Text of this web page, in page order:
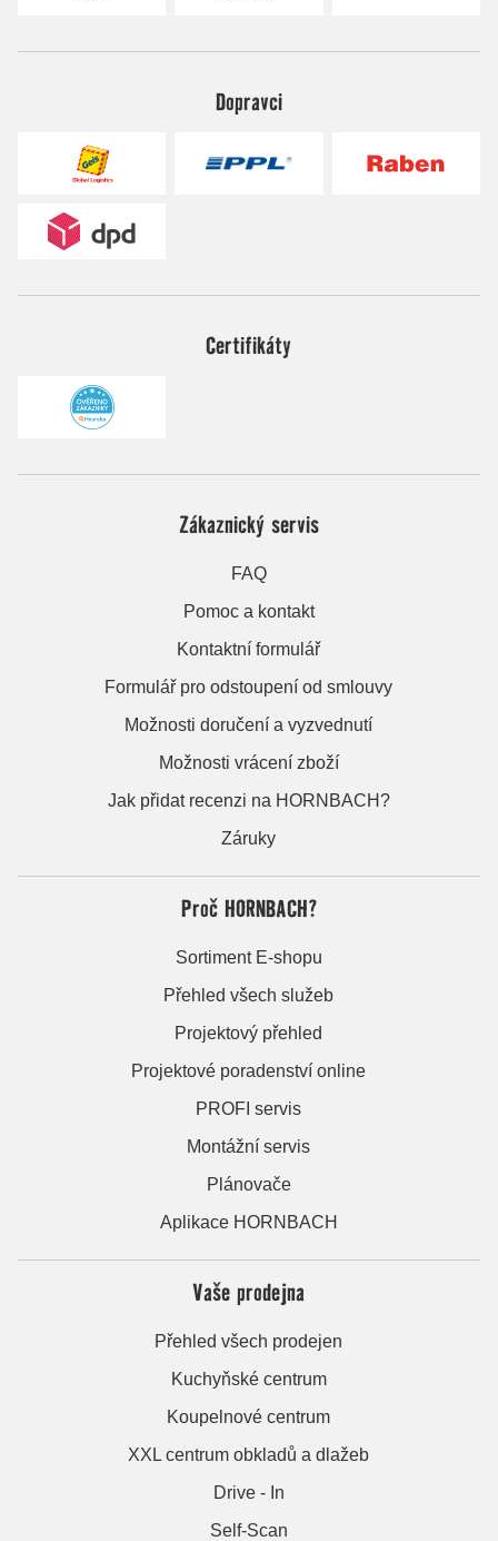
Dopravci
Certifikáty
Zákaznický servis
FAQ
Pomoc a kontakt
Kontaktní formulář
Formulář pro odstoupení od smlouvy
Možnosti doručení a vyzvednutí
Možnosti vrácení zboží
Jak přidat recenzi na HORNBACH?
Záruky
Proč HORNBACH?
Sortiment E-shopu
Přehled všech služeb
Projektový přehled
Projektové poradenství online
PROFI servis
Montážní servis
Plánovače
Aplikace HORNBACH
Vaše prodejna
Přehled všech prodejen
Kuchyňské centrum
Koupelnové centrum
XXL centrum obkladů a dlažeb
Drive - In
Self-Scan